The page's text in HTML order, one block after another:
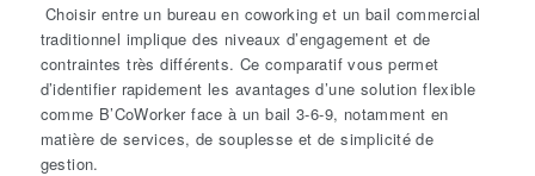
Choisir entre un bureau en coworking et un bail commercial
traditionnel implique des niveaux d’engagement et de
contraintes très différents. Ce comparatif vous permet
d’identifier rapidement les avantages d’une solution flexible
comme B’CoWorker face à un bail 3‑6‑9, notamment en
matière de services, de souplesse et de simplicité de
gestion.